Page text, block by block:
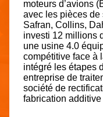
moteurs d’avions
avec les pièces de
Safran, Collins,
investi 12 millions
une usine 4.0
compétitive face à
intégré les étapes
entreprise de
société de
fabrication